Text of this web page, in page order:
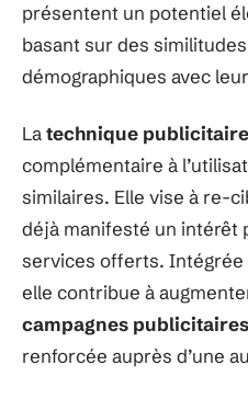
présentent un potentiel
basant sur des
démographiques avec
Latechnique publicitaire
complémentaire à
similaires. Elle vise à re-
déjà manifesté un intérêt
services offerts. Intégrée
elle contribue à
campagnes publicitaires
renforcée auprès d’une